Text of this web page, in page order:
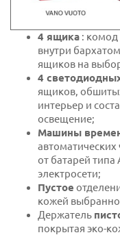
4 ящика : комод
внутри
ящиков на
4
ящиков,
интерьер и
освещение;
Машины
от батарей
электросети;
Пустое
кожей
Держатель
покрытая эко-